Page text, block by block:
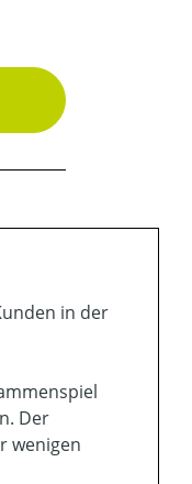
in der
Der
wenigen